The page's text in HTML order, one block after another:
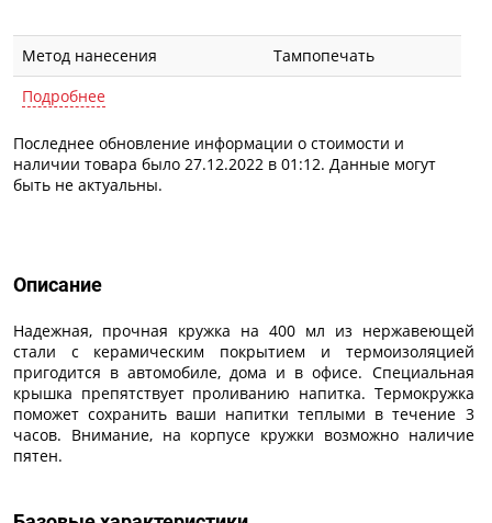
Метод нанесения
Тампопечать
Подробнее
Последнее обновление информации о стоимости и
наличии товара было 27.12.2022 в 01:12. Данные могут
быть не актуальны.
Описание
Надежная, прочная кружка на 400 мл из нержавеющей
стали с керамическим покрытием и термоизоляцией
пригодится в автомобиле, дома и в офисе. Специальная
крышка препятствует проливанию напитка. Термокружка
поможет сохранить ваши напитки теплыми в течение 3
часов. Внимание, на корпусе кружки возможно наличие
пятен.